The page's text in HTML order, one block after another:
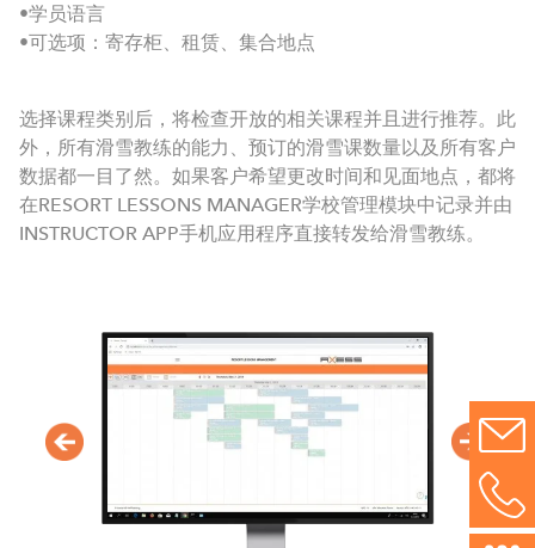
•学员语言
•可选项：寄存柜、租赁、集合地点
选择课程类别后，将检查开放的相关课程并且进行推荐。此
外，所有滑雪教练的能力、预订的滑雪课数量以及所有客户
数据都一目了然。如果客户希望更改时间和见面地点，都将
在RESORT LESSONS MANAGER学校管理模块中记录并由
INSTRUCTOR APP手机应用程序直接转发给滑雪教练。